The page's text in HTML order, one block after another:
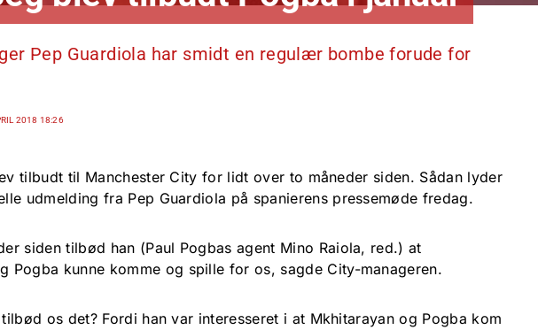
Pep Guardiola har smidt en regulær bombe forude for
2018 18:26
tilbudt til Manchester City for lidt over to måneder siden. Sådan lyder
udmelding fra Pep Guardiola på spanierens pressemøde fredag.
siden tilbød han (Paul Pogbas agent Mino Raiola, red.) at
Pogba kunne komme og spille for os, sagde City-manageren.
os det? Fordi han var interesseret i at Mkhitarayan og Pogba kom